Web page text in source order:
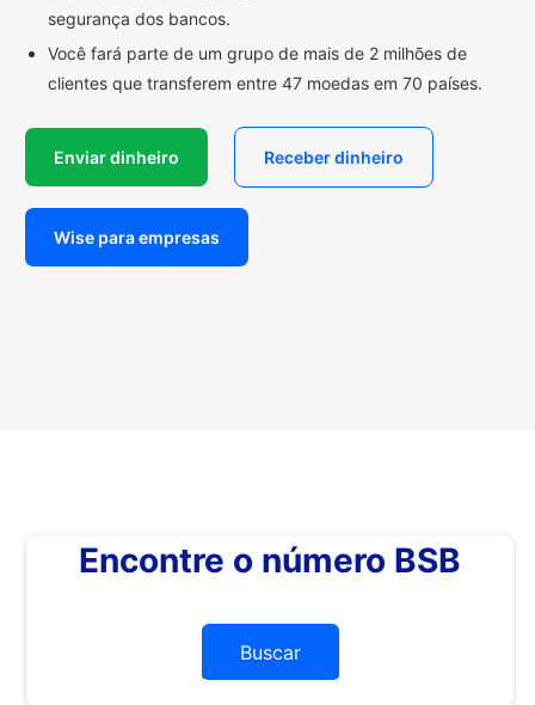
segurança dos bancos.
Você fará parte de um grupo de mais de 2 milhões de
clientes que transferem entre 47 moedas em 70 países.
Enviar dinheiro Receber dinheiro
Wise para empresas
Encontre o número BSB
Buscar